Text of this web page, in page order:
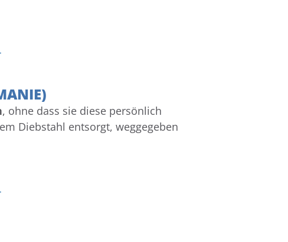
, ohne dass sie diese persönlich
Diebstahl entsorgt, weggegeben